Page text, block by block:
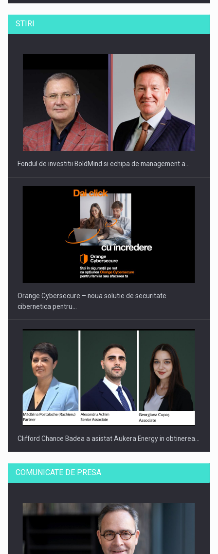
ROOTED IN ROMANIA, BUILT TO DELIVER TECHNOLOGY FOR
THE…
PUTTING ROMANIAN CORPORATE COMPANIES ON THE
INTERNATIONAL BUSINESS SCENE
STIRI
Fondul de investitii BoldMind si echipa de management a…
Orange Cybersecure – noua solutie de securitate
cibernetica pentru…
Clifford Chance Badea a asistat Aukera Energy in obtinerea…
COMUNICATE DE PRESA